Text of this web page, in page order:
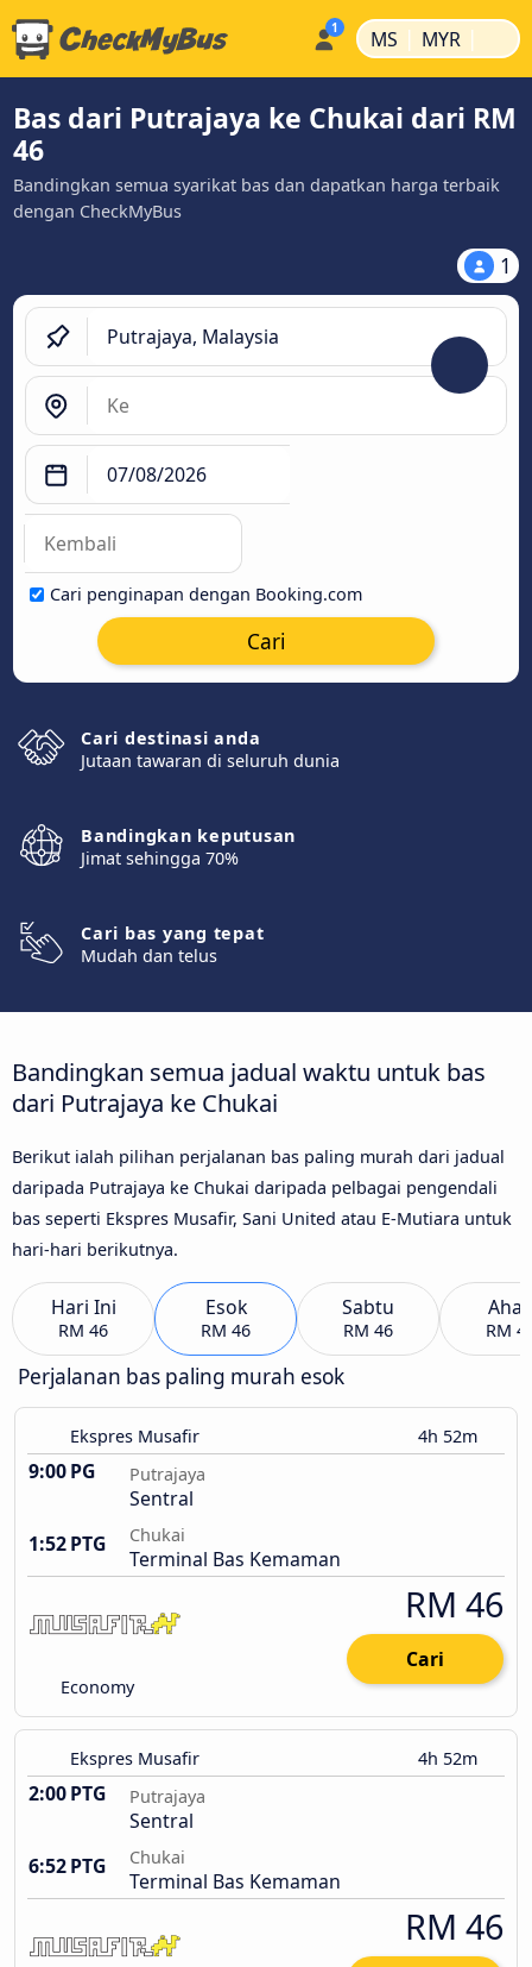
MS | MYR |
Bas dari Putrajaya ke Chukai dari RM
46
Bandingkan semua syarikat bas dan dapatkan harga terbaik
dengan CheckMyBus
1
Cari penginapan dengan Booking.com
Cari
Cari destinasi anda
Jutaan tawaran di seluruh dunia
Bandingkan keputusan
Jimat sehingga 70%
Cari bas yang tepat
Mudah dan telus
Bandingkan semua jadual waktu untuk bas
dari Putrajaya ke Chukai
Berikut ialah pilihan perjalanan bas paling murah dari jadual
daripada Putrajaya ke Chukai daripada pelbagai pengendali
bas seperti Ekspres Musafir, Sani United atau E-Mutiara untuk
hari-hari berikutnya.
Hari Ini
RM 46
Esok
RM 46
Sabtu
RM 46 RM
Perjalanan bas paling murah esok
Ekspres Musafir 4h 52m
9:00 PG Putrajaya
Sentral
1:52 PTG
Chukai
Terminal Bas Kemaman
Economy
RM 46
Cari
Ekspres Musafir 4h 52m
2:00 PTG Putrajaya
Sentral
6:52 PTG
Chukai
Terminal Bas Kemaman
RM 46